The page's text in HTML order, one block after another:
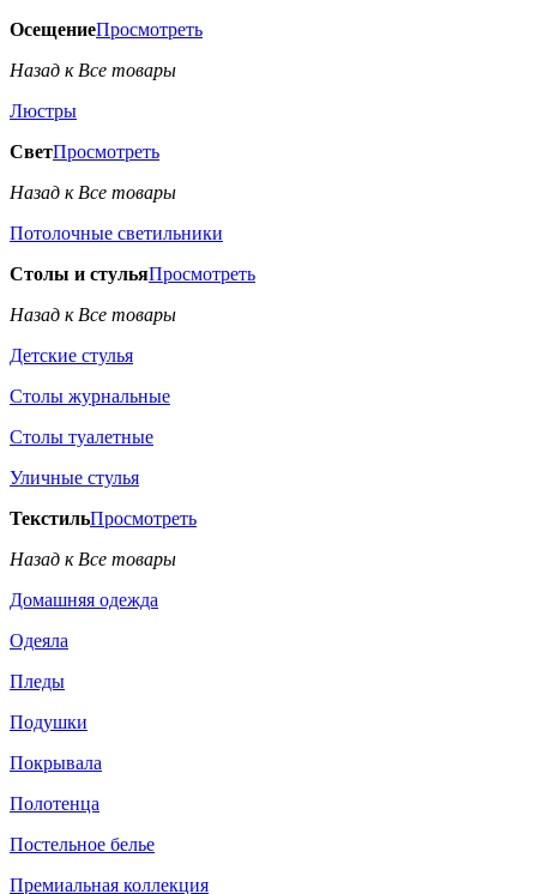
ОсещениеПросмотреть
Назад к Все товары
Люстры
СветПросмотреть
Назад к Все товары
Потолочные светильники
Столы и стульяПросмотреть
Назад к Все товары
Детские стулья
Столы журнальные
Столы туалетные
Уличные стулья
ТекстильПросмотреть
Назад к Все товары
Домашняя одежда
Одеяла
Пледы
Подушки
Покрывала
Полотенца
Постельное белье
Премиальная коллекция